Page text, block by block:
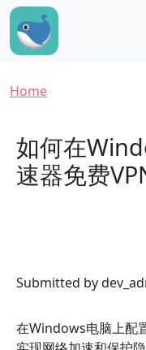
Skip to main content
Breadcrumb
Home
如何在
速器免费
Submitted by
在Windows电脑上配